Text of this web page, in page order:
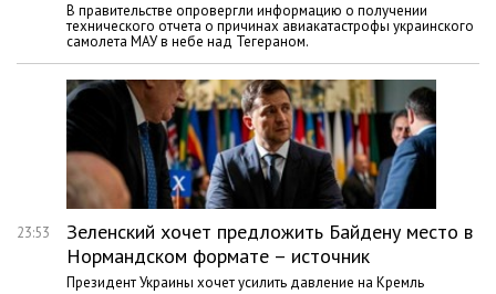
В правительстве опровергли информацию о получении
технического отчета о причинах авиакатастрофы украинского
самолета МАУ в небе над Тегераном.
23:53
Зеленский хочет предложить Байдену место в
Нормандском формате – источник
Президент Украины хочет усилить давление на Кремль